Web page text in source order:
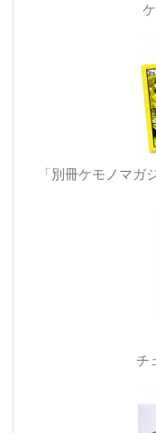
「別冊ケモノマガ
チ